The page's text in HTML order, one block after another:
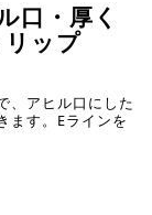
口・厚く
ップ
、アヒル口にした
ます。Eラインを